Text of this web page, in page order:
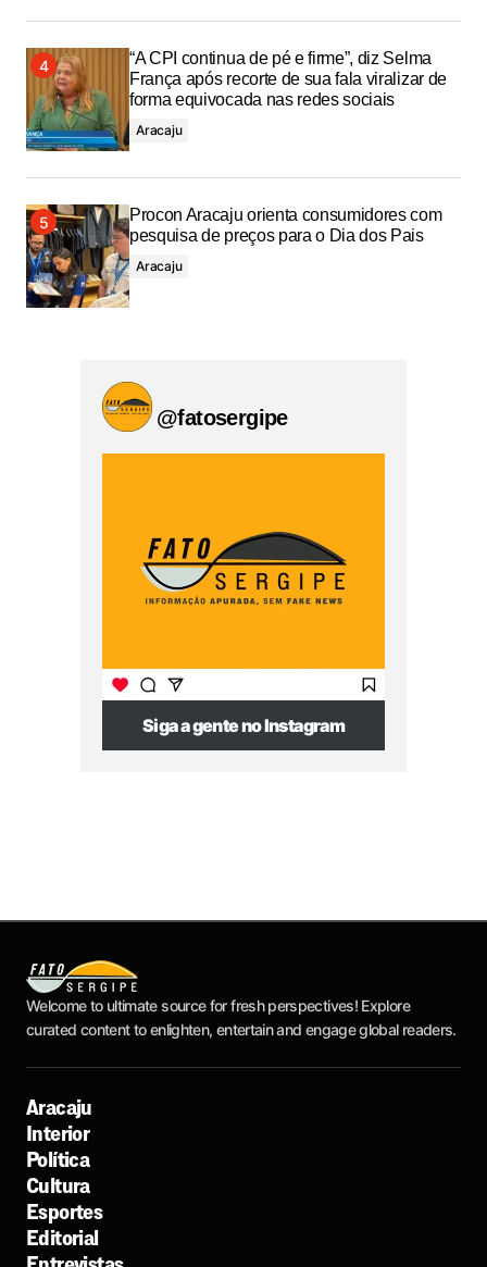
“A CPI continua de pé e firme”, diz Selma
França após recorte de sua fala viralizar de
forma equivocada nas redes sociais
Aracaju
Procon Aracaju orienta consumidores com
pesquisa de preços para o Dia dos Pais
Aracaju
@fatosergipe
Siga a gente no Instagram
Welcome to ultimate source for fresh perspectives! Explore
curated content to enlighten, entertain and engage global readers.
Aracaju
Interior
Política
Cultura
Esportes
Editorial